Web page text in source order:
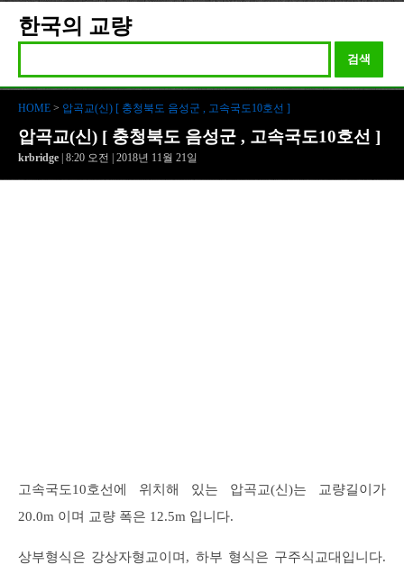
한국의 교량
검색
HOME > 압곡교(신) [ 충청북도 음성군 , 고속국도10호선 ]
압곡교(신) [ 충청북도 음성군 , 고속국도10호선 ]
krbridge | 8:20 오전 | 2018년 11월 21일
고속국도10호선에 위치해 있는 압곡교(신)는 교량길이가
20.0m 이며 교량 폭은 12.5m 입니다.
상부형식은 강상자형교이며, 하부 형식은 구주식교대입니다.